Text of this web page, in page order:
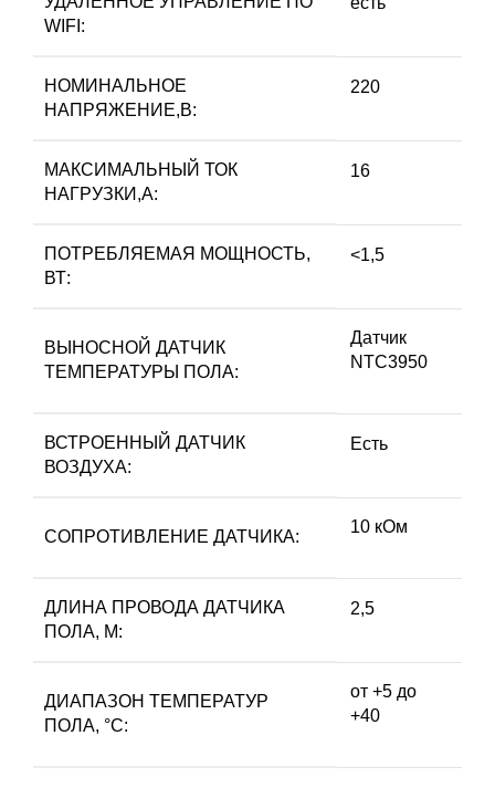
WIFI:
НОМИНАЛЬНОЕ
НАПРЯЖЕНИЕ,В:
220
МАКСИМАЛЬНЫЙ ТОК
НАГРУЗКИ,А:
16
ПОТРЕБЛЯЕМАЯ МОЩНОСТЬ,
ВТ:
<1,5
ВЫНОСНОЙ ДАТЧИК
ТЕМПЕРАТУРЫ ПОЛА:
Датчик
NTC3950
ВСТРОЕННЫЙ ДАТЧИК
ВОЗДУХА:
Есть
СОПРОТИВЛЕНИЕ ДАТЧИКА:
10 кОм
ДЛИНА ПРОВОДА ДАТЧИКА
ПОЛА, М:
2,5
ДИАПАЗОН ТЕМПЕРАТУР
ПОЛА, °С:
от +5 до
+40